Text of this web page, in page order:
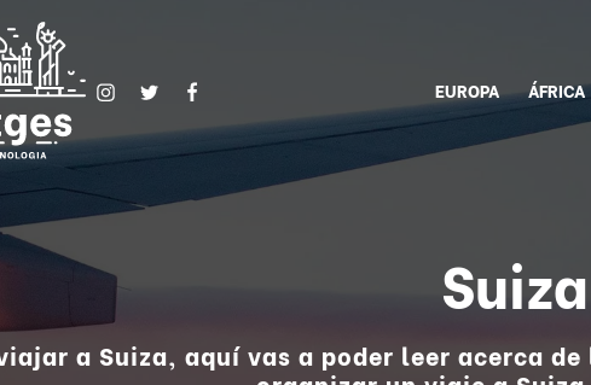
EUROPA ÁFRICA
Suiza
a Suiza, aquí vas a poder leer acerca